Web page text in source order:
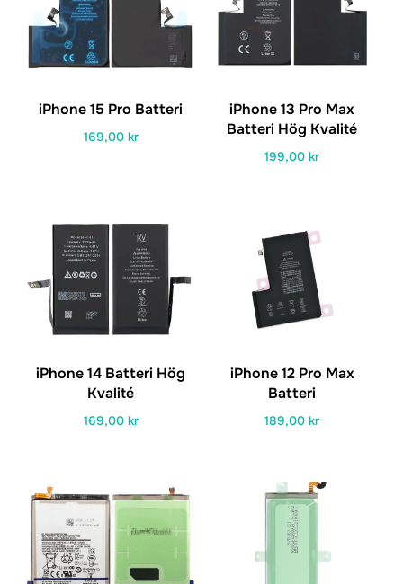
iPhone 15 Pro Batteri
169,00 kr
iPhone 13 Pro Max
Batteri Hög Kvalité
199,00kr
iPhone 14 Batteri Hög
Kvalité
169,00 kr
iPhone 12 Pro Max
Batteri
189,00kr